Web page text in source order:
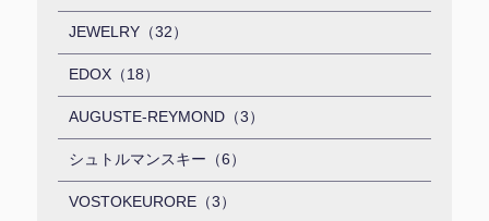
JEWELRY（32）
EDOX（18）
AUGUSTE-REYMOND（3）
シュトルマンスキー（6）
VOSTOKEURORE（3）